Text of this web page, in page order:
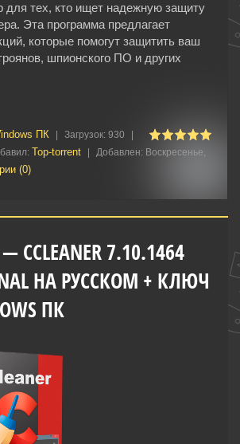
для тех, кто ищет надежную защиту
Эта программа предлагает
которые помогут защитить ваш
шпионского ПО и других
ПК Загрузок: 930
Top-torrent Добавлен: Воскресенье,
(0)
CCLEANER 7.10.1464
НА РУССКОМ + КЛЮЧ
ПК